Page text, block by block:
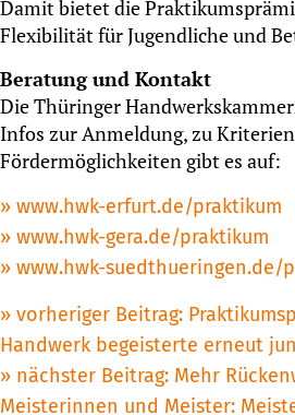
Damit bietet die
Flexibilität für Jugendliche und
Beratung und Kontakt
Die Thüringer
Infos zur Anmeldung, zu
Fördermöglichkeiten gibt es auf:
www.hwk-erfurt.de/praktikum
www.hwk-gera.de/praktikum
www.hwk-suedthueringen.de/
Beitragsnavigation
vorheriger Beitrag:
Handwerk begeisterte erneut
nächster Beitrag: Mehr
Meisterinnen und Meister: